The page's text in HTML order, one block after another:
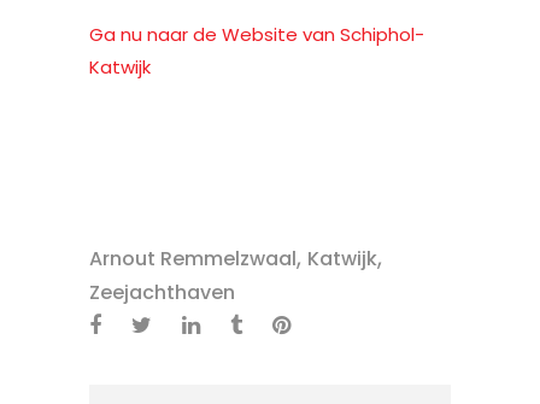
Ga nu naar de Website van Schiphol-
Katwijk
Arnout Remmelzwaal, Katwijk,
Zeejachthaven